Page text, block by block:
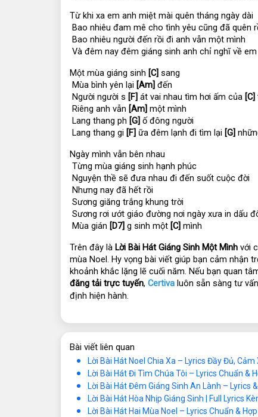
Từ khi xa em anh miệt mài quên tháng ngày dài
Bao nhiêu đam mê cho tình yêu cũng đã quên
Bao nhiêu người đến rồi đi anh vẫn một mình
Và đêm nay đêm giáng sinh anh chỉ nghĩ về em
Một mùa giáng sinh [C] sang
Mùa bình yên lại [Am] đến
Người người s [F] át vai nhau tìm hơi ấm của [C]
Riêng anh vẫn [Am] một mình
Lang thang ph [G] ố đông người
Lang thang gi [F] ữa đêm lạnh đi tìm lại [G]
Ngày mình vẫn bên nhau
Từng mùa giáng sinh hạnh phúc
Nguyện thề sẽ đưa nhau đi đến suốt cuộc đời
Nhưng nay đã hết rồi
Sương giăng trắng khung trời
Sương rơi ướt giáo đường nơi ngày xưa in dấu
Mùa gián [D7] g sinh một [C] mình
Trên đây là Lời Bài Hát Giáng Sinh Một Mình với
mùa Noel. Hy vọng bài viết giúp bạn cảm nhận
khoảnh khắc lặng lẽ cuối năm. Nếu bạn quan
đăng tải trực tuyến, Certiva luôn sẵn sàng tư
định hiện hành.
Bài viết liên quan
Lời Bài Hát Noel Chia Xa – Lyrics Đầy Đủ,
Lời Bài Hát Đi Tìm Chúa Tôi – Lyrics Chuẩn &
Lời Bài Hát Đêm Giáng Sinh An Lành – Lyrics
Lời Bài Hát Hòa Nhịp Giáng Sinh | Full Lyrics
Lời Bài Hát Hai Mùa Noel – Lyrics Chuẩn &